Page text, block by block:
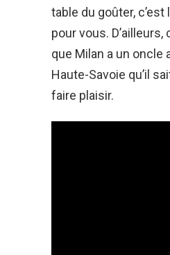
table du goûter,
pour vous. D’ailleurs,
que Milan a un oncle
Haute-Savoie qu’il
faire plaisir.